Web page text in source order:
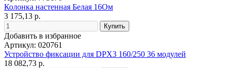
Колонка настенная Белая 16Ом
3 175,13 р.
Добавить в избранное
Артикул: 020761
Устройство фиксации для DPX3 160/250 36 модулей
18 082,73 р.